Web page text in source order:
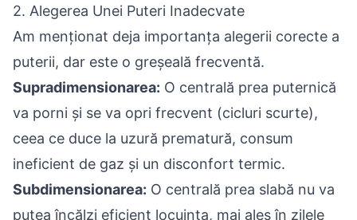
2. Alegerea Unei Puteri Inadecvate
Am menționat deja importanța alegerii corecte a
puterii, dar este o greșeală frecventă.
Supradimensionarea: O centrală prea puternică
va porni și se va opri frecvent (cicluri scurte),
ceea ce duce la uzură prematură, consum
ineficient de gaz și un disconfort termic.
Subdimensionarea: O centrală prea slabă nu va
putea încălzi eficient locuința, mai ales în zilele